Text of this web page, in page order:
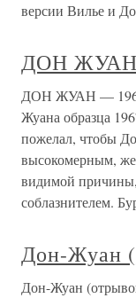
версии Вилье и
ДОН ЖУАН
ДОН ЖУАН —
Жуана образца
пожелал, чтобы
высокомерным,
видимой
соблазнителем.
Дон-Жуан
Дон-Жуан